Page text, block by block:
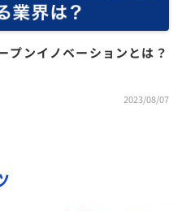
ンイノベーションとは？
2023/08/07